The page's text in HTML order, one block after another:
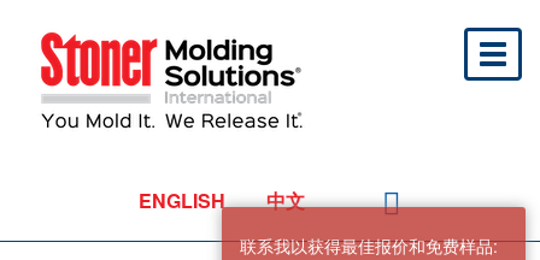
ENGLISH 中文
联系我以获得最佳报价和免费样品: